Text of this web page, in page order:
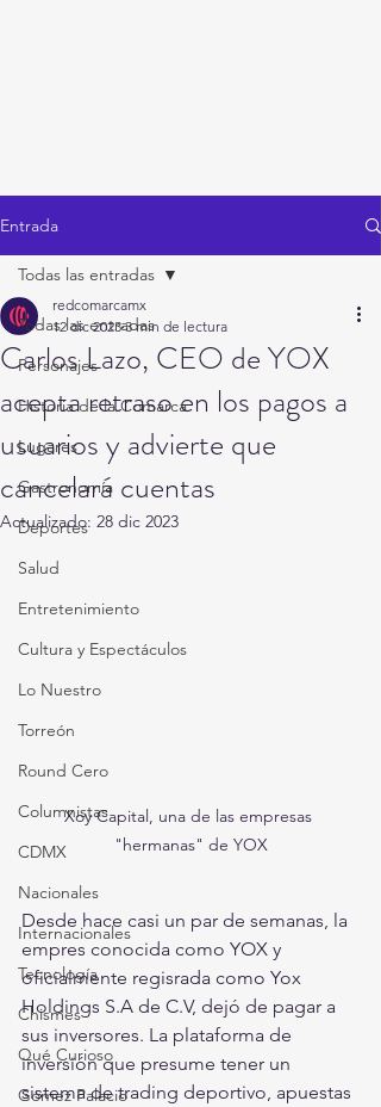
Entrada
Todas las entradas
Personajes
Historia de la Comarca
Lugares
Gastronomía
Deportes
Salud
Entretenimiento
Cultura y Espectáculos
Lo Nuestro
Torreón
Round Cero
Columnistas
CDMX
Nacionales
Internacionales
Tecnología
Chismes
Qué Curioso
Gómez Palacio
Todas las entradas
Carlos Lazo, CEO de YOX
acepta retraso en los pagos a
usuarios y advierte que
cancelará cuentas
redcomarcamx
12 dic 2023 3 min de lectura
Actualizado: 28 dic 2023
Xoy Capital, una de las empresas
"hermanas" de YOX
Desde hace casi un par de semanas, la
empres conocida como YOX y
oficialmente regisrada como Yox
Holdings S.A de C.V, dejó de pagar a
sus inversores. La plataforma de
inversión que presume tener un
sistema de trading deportivo, apuestas